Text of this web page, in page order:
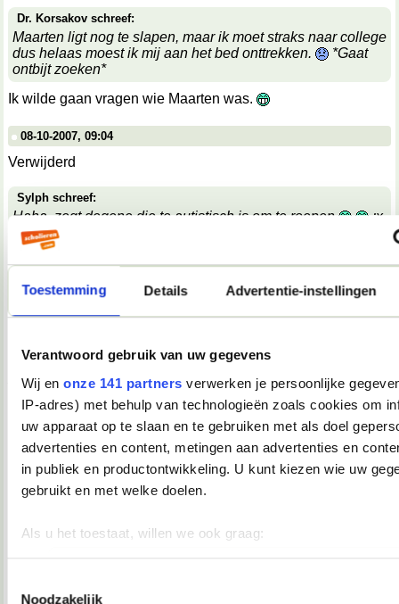
Toestemming Details Advertentie-instellingen
Verantwoord gebruik van uw gegevens
Wij en onze 141 partners verwerken je persoonlijke
IP-adres) met behulp van technologieën zoals cookies om
uw apparaat op te slaan en te gebruiken met als doel
advertenties en content, metingen aan advertenties en
in publiek en productontwikkeling. U kunt kiezen wie uw
gebruikt en met welke doelen.
Als u het toestaat, willen we ook graag:
Noodzakelijk
Dr. Korsakov schreef:
Maarten ligt nog te slapen, maar ik moet straks naar college
dus helaas moest ik mij aan het bed onttrekken.
*Gaat
ontbijt zoeken*
Ik wilde gaan vragen wie Maarten was.
08-10-2007, 09:04
Verwijderd
Sylph schreef:
Haha, zegt degene die te autistisch is om te roepen
;x
;x
Wat een belabberde failreactie.
08-10-2007, 09:17
OMG! Keelpijn!!
__________________
♥ - I miss all the places we never went. -
08-10-2007, 09:39
Verwijderd
*keelpastille doneer*
08-10-2007, 09:39